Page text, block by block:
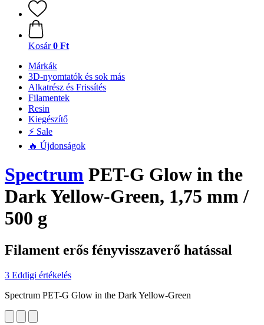
Kosár 0 Ft
Márkák
3D-nyomtatók és sok más
Alkatrész és Frissítés
Filamentek
Resin
Kiegészítő
⚡ Sale
🔥 Újdonságok
Spectrum PET-G Glow in the
Dark Yellow-Green, 1,75 mm /
500 g
Filament erős fényvisszaverő hatással
3 Eddigi értékelés
Spectrum PET-G Glow in the Dark Yellow-Green